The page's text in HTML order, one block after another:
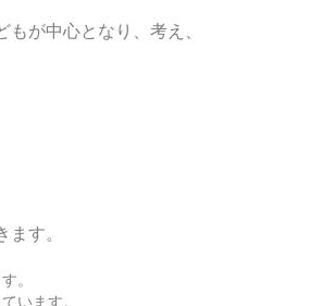
が中心となり、考え、
す。
。
います。